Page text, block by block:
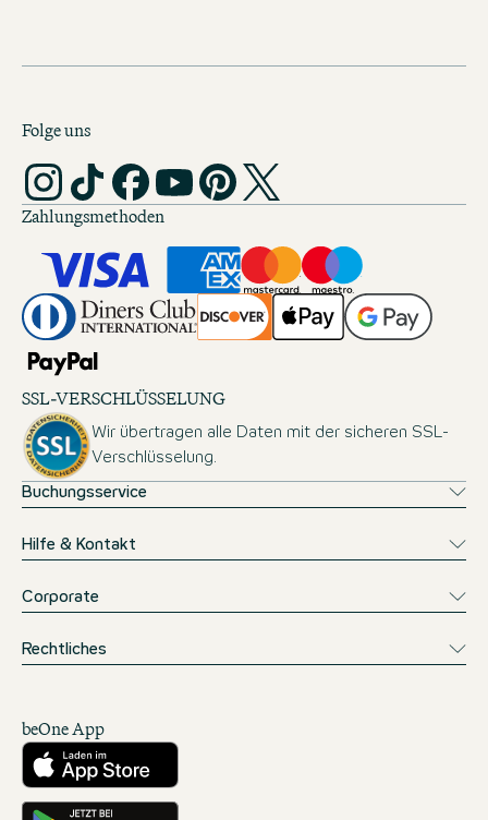
Folge uns
Zahlungsmethoden
SSL-VERSCHLÜSSELUNG
Wir übertragen alle Daten mit der sicheren SSL-
Verschlüsselung.
Buchungsservice
Hilfe & Kontakt
Corporate
Rechtliches
beOne App
Herunterladen aus dem App Store
Hole es dir auf Google Play